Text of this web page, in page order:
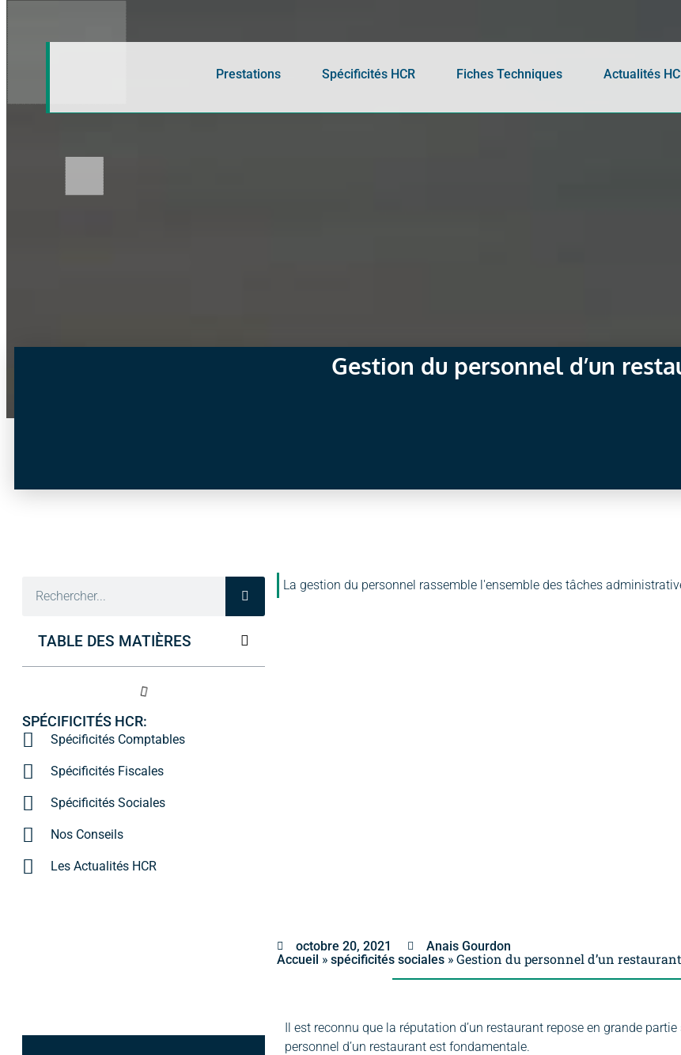
Prestations Spécificités HCR Fiches Techniques Actualités
Gestion du personnel d’un
TABLE DES MATIÈRES
SPÉCIFICITÉS HCR:
Spécificités Comptables
Spécificités Fiscales
Spécificités Sociales
Nos Conseils
Les Actualités HCR
La gestion du personnel rassemble l'ensemble des tâches
octobre 20, 2021
Anais Gourdon
Accueil » spécificités sociales »Gestion du personnel d’un restaurant
Il est reconnu que la réputation d’un restaurant repose en grande
personnel d’un restaurant est fondamentale.